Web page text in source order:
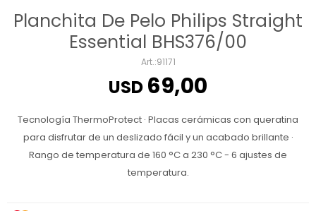
Planchita De Pelo Philips Straight
Essential BHS376/00
91171
USD 69,00
Tecnología ThermoProtect · Placas cerámicas con queratina
para disfrutar de un deslizado fácil y un acabado brillante ·
Rango de temperatura de 160 °C a 230 °C - 6 ajustes de
temperatura.